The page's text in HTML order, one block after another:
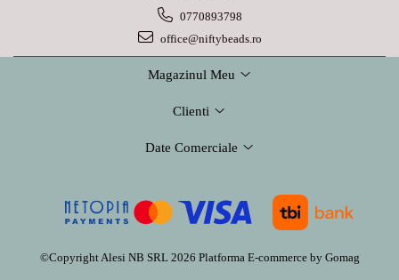
0770893798
office@niftybeads.ro
Magazinul Meu
Clienti
Date Comerciale
©Copyright Alesi NB SRL 2026 Platforma E-commerce by Gomag